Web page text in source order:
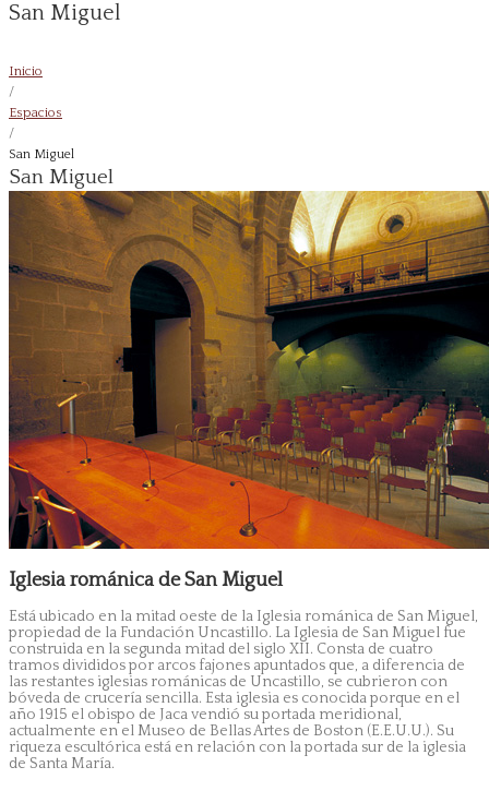
San Miguel
Inicio
/
Espacios
/
San Miguel
San Miguel
Iglesia románica de San Miguel
Está ubicado en la mitad oeste de la Iglesia románica de San Miguel,
propiedad de la Fundación Uncastillo. La Iglesia de San Miguel fue
construida en la segunda mitad del siglo XII. Consta de cuatro
tramos divididos por arcos fajones apuntados que, a diferencia de
las restantes iglesias románicas de Uncastillo, se cubrieron con
bóveda de crucería sencilla. Esta iglesia es conocida porque en el
año 1915 el obispo de Jaca vendió su portada meridional,
actualmente en el Museo de Bellas Artes de Boston (E.E.U.U.). Su
riqueza escultórica está en relación con la portada sur de la iglesia
de Santa María.